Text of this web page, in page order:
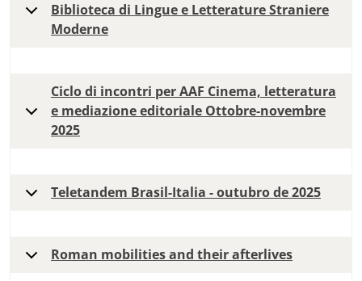
Biblioteca di Lingue e Letterature Straniere
Moderne
Ciclo di incontri per AAF Cinema, letteratura
e mediazione editoriale Ottobre-novembre
2025
Teletandem Brasil-Italia - outubro de 2025
Roman mobilities and their afterlives